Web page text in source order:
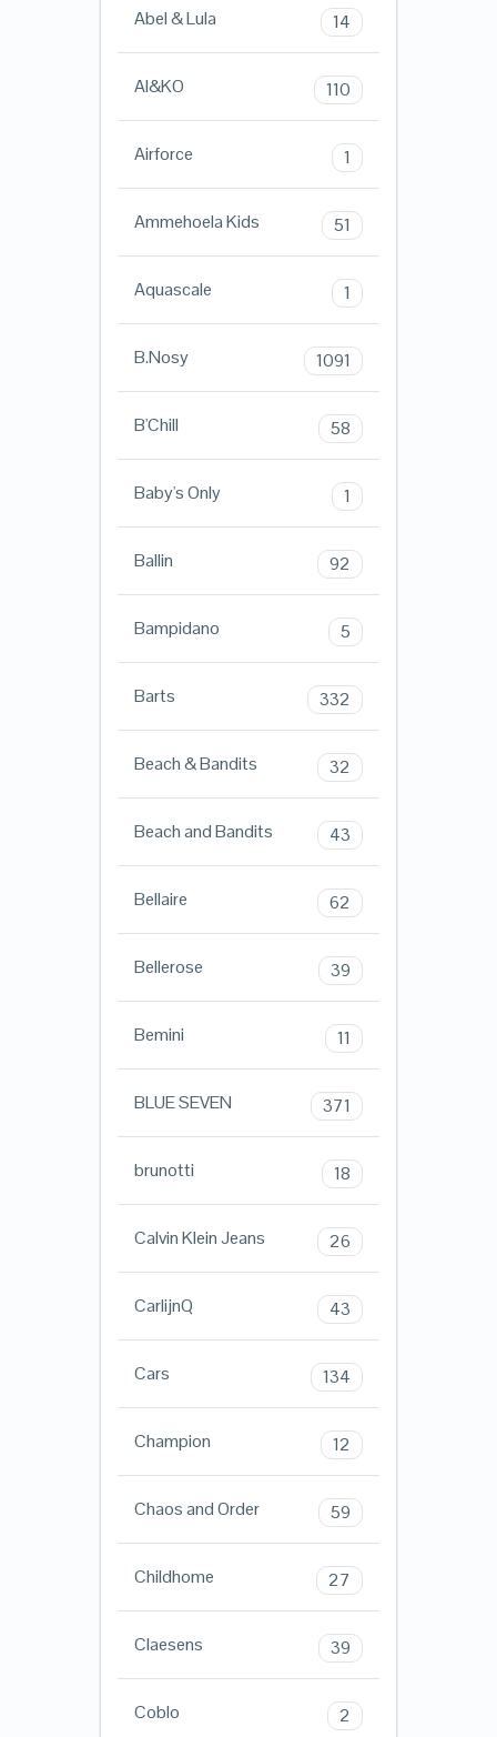
Abel & Lula 14
AI&KO 110
Airforce 1
Ammehoela Kids 51
Aquascale 1
B.Nosy 1091
B'Chill 58
Baby's Only 1
Ballin 92
Bampidano 5
Barts 332
Beach & Bandits 32
Beach and Bandits 43
Bellaire 62
Bellerose 39
Bemini 11
BLUE SEVEN 371
brunotti 18
Calvin Klein Jeans 26
CarlijnQ 43
Cars 134
Champion 12
Chaos and Order 59
Childhome 27
Claesens 39
Coblo 2